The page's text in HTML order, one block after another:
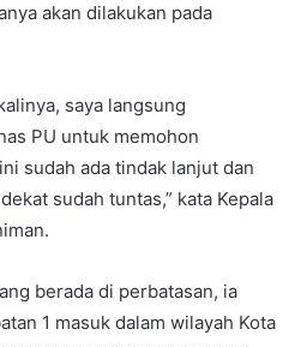
akan dilakukan pada
saya langsung
PU untuk memohon
sudah ada tindak lanjut dan
sudah tuntas,” kata Kepala
berada di perbatasan, ia
1 masuk dalam wilayah Kota